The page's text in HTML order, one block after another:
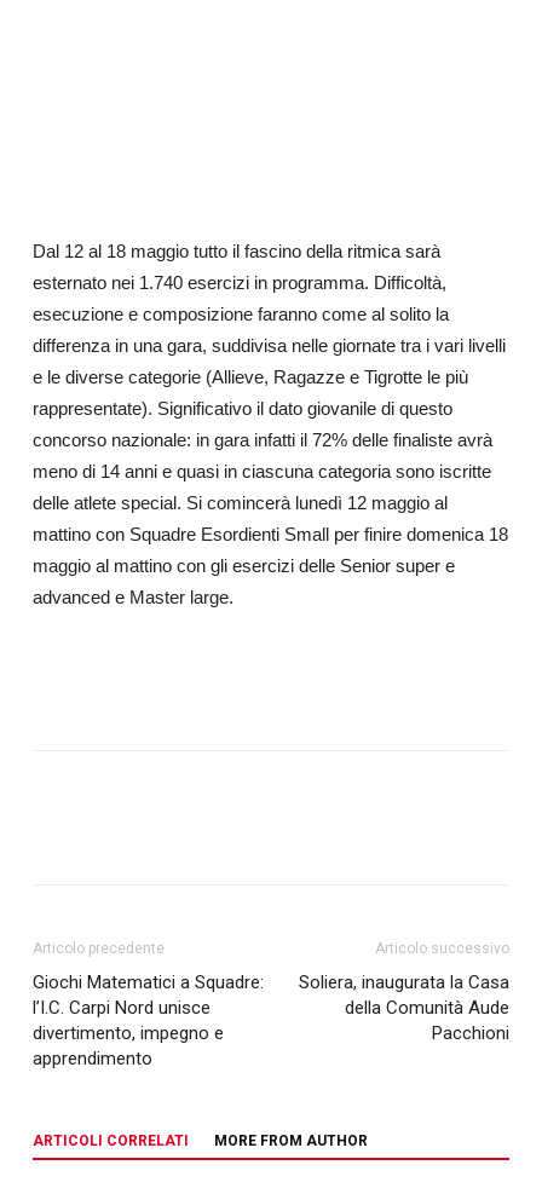
Dal 12 al 18 maggio tutto il fascino della ritmica sarà
esternato nei 1.740 esercizi in programma. Difficoltà,
esecuzione e composizione faranno come al solito la
differenza in una gara, suddivisa nelle giornate tra i vari livelli
e le diverse categorie (Allieve, Ragazze e Tigrotte le più
rappresentate). Significativo il dato giovanile di questo
concorso nazionale: in gara infatti il 72% delle finaliste avrà
meno di 14 anni e quasi in ciascuna categoria sono iscritte
delle atlete special. Si comincerà lunedì 12 maggio al
mattino con Squadre Esordienti Small per finire domenica 18
maggio al mattino con gli esercizi delle Senior super e
advanced e Master large.
Articolo precedente
Giochi Matematici a Squadre:
l’I.C. Carpi Nord unisce
divertimento, impegno e
apprendimento
Articolo successivo
Soliera, inaugurata la Casa
della Comunità Aude
Pacchioni
ARTICOLI CORRELATI MORE FROM AUTHOR